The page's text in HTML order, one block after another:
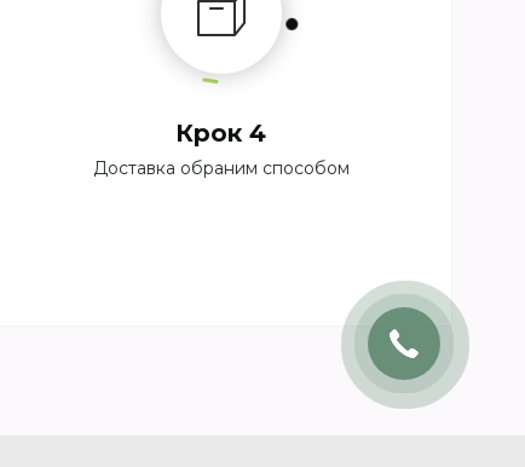
Крок 4
Доставка обраним способом